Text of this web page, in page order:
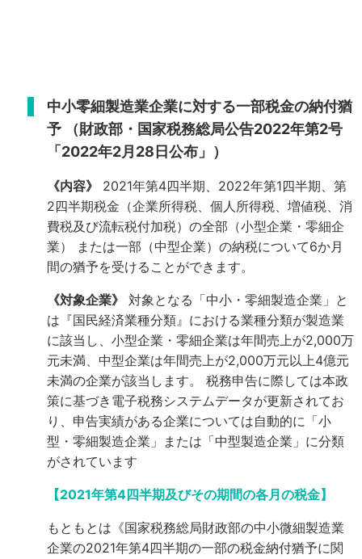
中小零細製造業企業に対する一部税金の納付猶
予 （財政部・国家税務総局公告2022年第2号
「2022年2月28日公布」）
《内容》
2021年第4四半期、2022年第1四半期、第
2四半期税金（企業所得税、個人所得税、増値税、消
費税及び流転税付加税）の全部（小型企業・零細企
業） または一部（中型企業）の納税について6か月
間の猶予を受けることができます。
《対象企業》
対象となる「中小・零細製造企業」と
は『国民経済業種分類』における業種分類が製造業
に該当し、小型企業・零細企業は年間売上が2,000万
元未満、中型企業は年間売上が2,000万元以上4億元
未満の企業が該当します。
税務申告に際しては本政
策に基づき電子税務システムデータが更新されてお
り、申告実績がある企業については自動的に「小
型・零細製造企業」または「中型製造企業」に分類
がされています
【2021年第4四半期及びその期間の各月の税金】
もともとは《国家税務総局財政部の中小微細製造業
企業の2021年第4四半期の一部の税金納付猶予に関